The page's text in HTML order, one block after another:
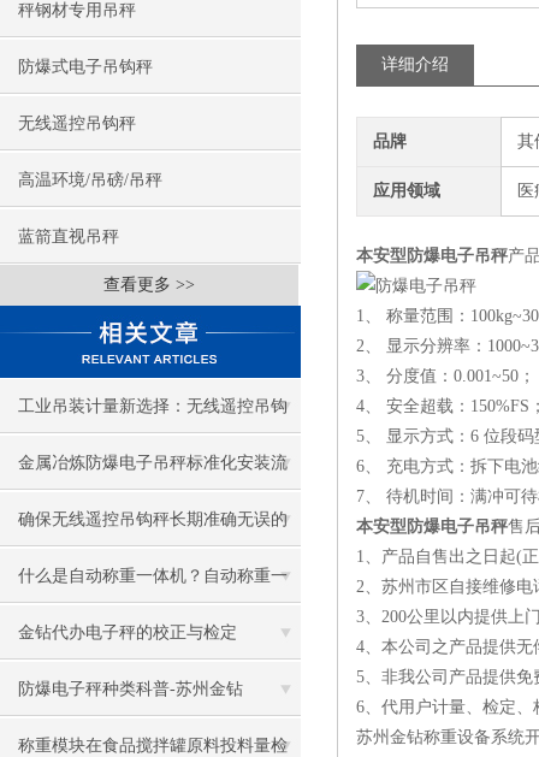
秤钢材专用吊秤
防爆式电子吊钩秤
无线遥控吊钩秤
高温环境/吊磅/吊秤
蓝箭直视吊秤
查看更多 >>
工业吊装计量新选择：无线遥控吊钩
秤的实用性能与应用场景
金属冶炼防爆电子吊秤标准化安装流
程
确保无线遥控吊钩秤长期准确无误的
关键措施
什么是自动称重一体机？自动称重一
体机有哪些应用
金钻代办电子秤的校正与检定
防爆电子秤种类科普-苏州金钻
称重模块在食品搅拌罐原料投料量检
详细介绍
品牌 其
应用领域
本安型防爆电子吊秤产
1、 称量范围：
2、 显示分辨率：
3、 分度值：0.001~50；
4、 安全超载：150%FS
5、 显示方式：6 位段
6、 充电方式：拆下电
7、 待机时间：满冲可
本安型防爆电子吊秤售
1、产品自售出之日起(
2、苏州市区自接维修电
3、200公里以内提供上
4、本公司之产品提供
5、非我公司产品提供
6、代用户计量、检定、
苏州金钻称重设备系统